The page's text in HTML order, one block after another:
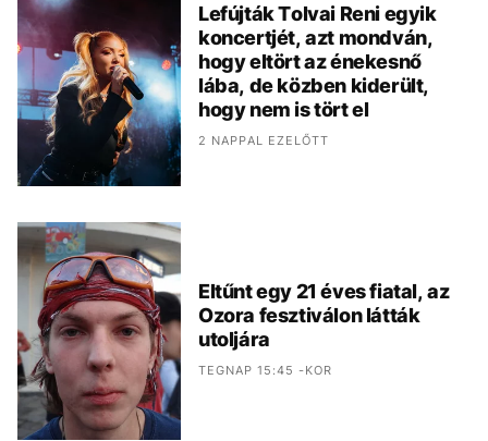
Lefújták Tolvai Reni egyik
koncertjét, azt mondván,
hogy eltört az énekesnő
lába, de közben kiderült,
hogy nem is tört el
2 NAPPAL EZELŐTT
Eltűnt egy 21 éves fiatal, az
Ozora fesztiválon látták
utoljára
TEGNAP 15:45 -KOR